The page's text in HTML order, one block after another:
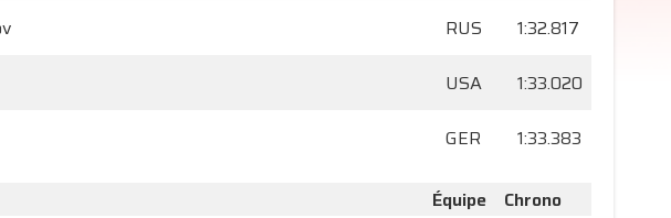
RUS
1:32.817
USA
1:33.020
GER 1:33.383
Équipe
Chrono